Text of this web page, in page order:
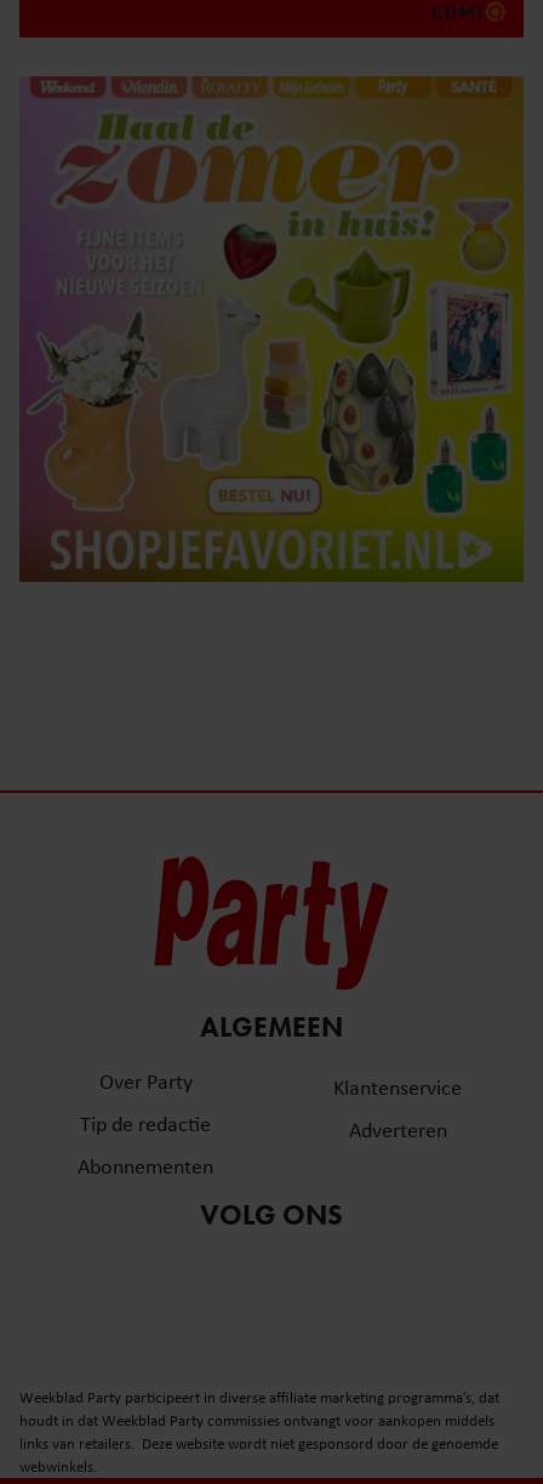
ALGEMEEN
Over Party
Tip de redactie
Abonnementen
Klantenservice
Adverteren
VOLG ONS
Weekblad Party participeert in diverse affiliate marketing programma’s, dat
houdt in dat Weekblad Party commissies ontvangt voor aankopen middels
links van retailers. Deze website wordt niet gesponsord door de genoemde
webwinkels.